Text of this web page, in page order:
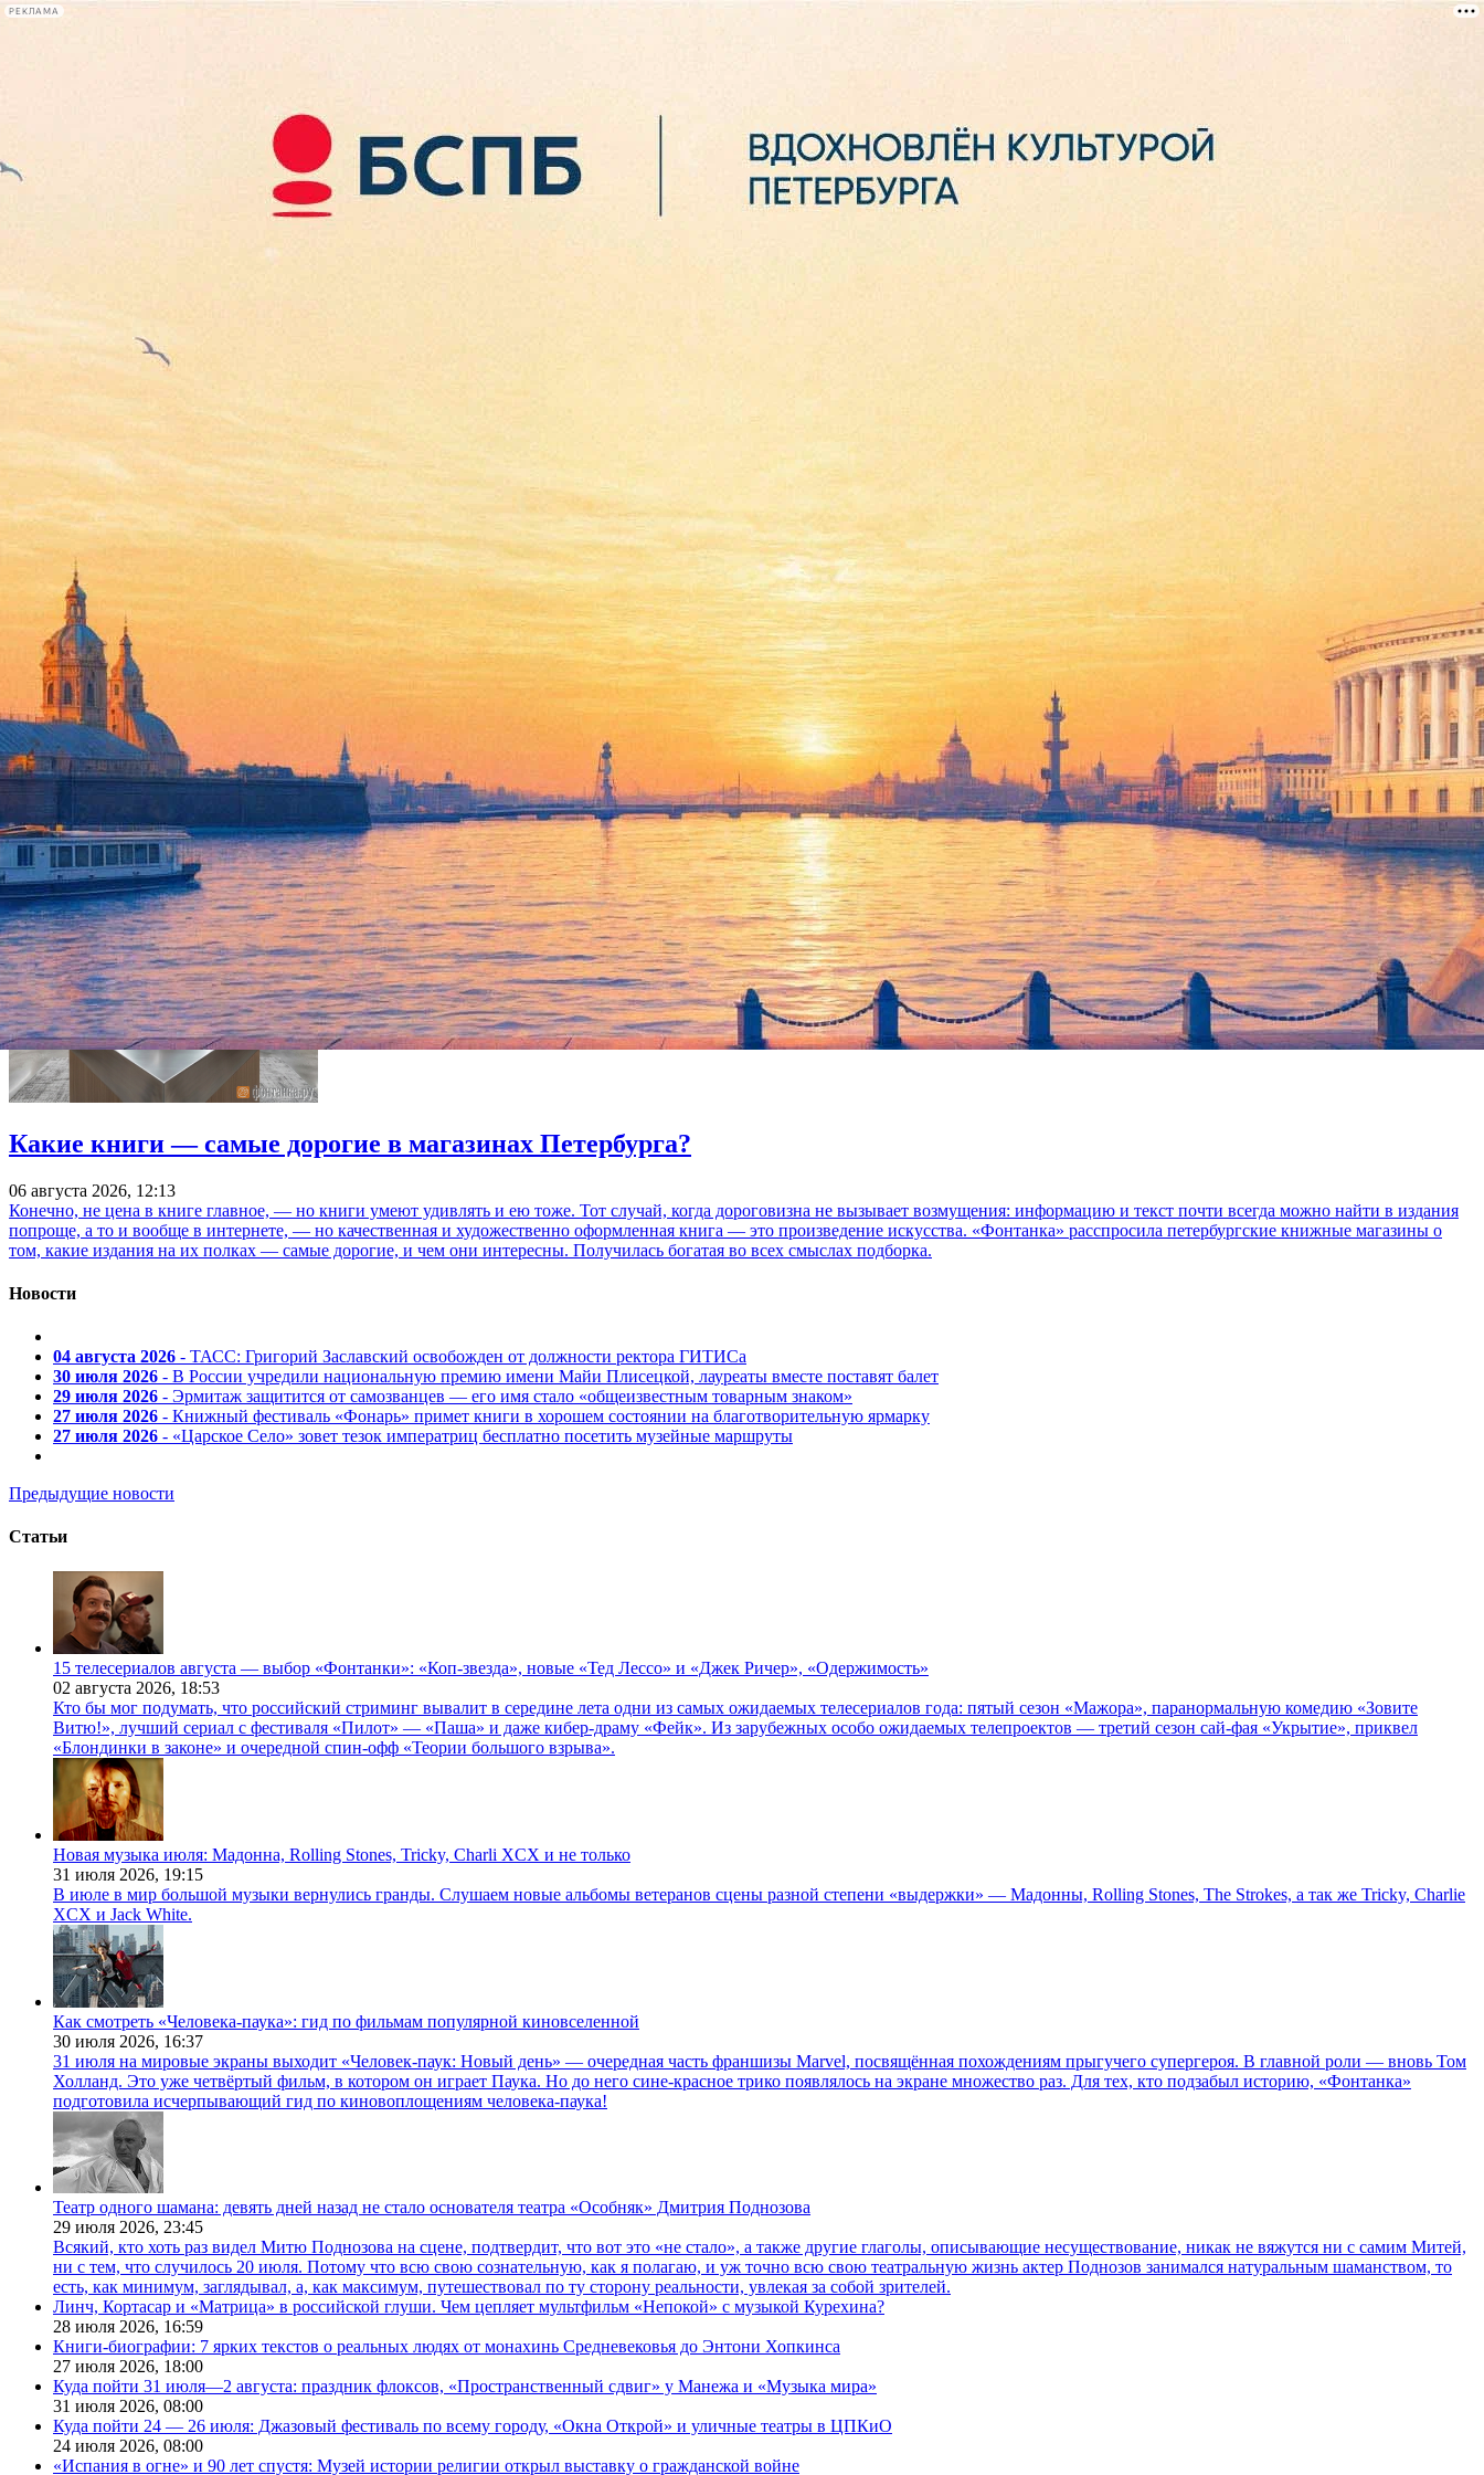
РЕКЛАМА
лекции
книги
Манифеста 10 попрощается с Петербургом музыкальным фестивалем
28 октября 2014,
29 октября европейская биеннале современного искусства Манифеста 10 представляет завершающие мероприятия своей программы. Помимо презентации новой версии сайта
Государственного Эрмитажа в программе заявлен музыкальный фестиваль MANIFESTA 10 NIGHT, являющийся специальным проектом образовательной программы биеннале.
В программе фестиваля выступление исполнителей из Москвы, Санкт-Петербурга, Петрозаводска, Красноярска, Германии, а также специальные экскурсии, показ фильма «Тимур Новиков.
Ноль объект», выставка «Дети о Манифесте 10» и фотопроект «Инверсия» Молодежного Центра Эрмитажа. MANIFESTA 10 NIGHT начнется 29 октября в 18.30 в здании Генерального Штаба.
Какие книги — самые дорогие в магазинах Петербурга?
06 августа 2026, 12:13
Конечно, не цена в книге главное, — но книги умеют удивлять и ею тоже. Тот случай, когда дороговизна не вызывает возмущения: информацию и текст почти всегда можно найти в издания
попроще, а то и вообще в интернете, — но качественная и художественно оформленная книга — это произведение искусства. «Фонтанка» расспросила петербургские книжные магазины о
том, какие издания на их полках — самые дорогие, и чем они интересны. Получилась богатая во всех смыслах подборка.
Новости
04 августа 2026 - ТАСС: Григорий Заславский освобожден от должности ректора ГИТИСа
30 июля 2026 - В России учредили национальную премию имени Майи Плисецкой, лауреаты вместе поставят балет
29 июля 2026 - Эрмитаж защитится от самозванцев — его имя стало «общеизвестным товарным знаком»
27 июля 2026 - Книжный фестиваль «Фонарь» примет книги в хорошем состоянии на благотворительную ярмарку
27 июля 2026 - «Царское Село» зовет тезок императриц бесплатно посетить музейные маршруты
Предыдущие новости
Статьи
15 телесериалов августа — выбор «Фонтанки»: «Коп-звезда», новые «Тед Лессо» и «Джек Ричер», «Одержимость»
02 августа 2026, 18:53
Кто бы мог подумать, что российский стриминг вывалит в середине лета одни из самых ожидаемых телесериалов года: пятый сезон «Мажора», паранормальную комедию «Зовите
Витю!», лучший сериал с фестиваля «Пилот» — «Паша» и даже кибер-драму «Фейк». Из зарубежных особо ожидаемых телепроектов — третий сезон сай-фая «Укрытие», приквел
«Блондинки в законе» и очередной спин-офф «Теории большого взрыва».
Новая музыка июля: Мадонна, Rolling Stones, Tricky, Charli XCX и не только
31 июля 2026, 19:15
В июле в мир большой музыки вернулись гранды. Слушаем новые альбомы ветеранов сцены разной степени «выдержки» — Мадонны, Rolling Stones, The Strokes, а так же Tricky, Charlie
XCX и Jack White.
Как смотреть «Человека-паука»: гид по фильмам популярной киновселенной
30 июля 2026, 16:37
31 июля на мировые экраны выходит «Человек-паук: Новый день» — очередная часть франшизы Marvel, посвящённая похождениям прыгучего супергероя. В главной роли — вновь Том
Холланд. Это уже четвёртый фильм, в котором он играет Паука. Но до него сине-красное трико появлялось на экране множество раз. Для тех, кто подзабыл историю, «Фонтанка»
подготовила исчерпывающий гид по киновоплощениям человека-паука!
Театр одного шамана: девять дней назад не стало основателя театра «Особняк» Дмитрия Поднозова
29 июля 2026, 23:45
Всякий, кто хоть раз видел Митю Поднозова на сцене, подтвердит, что вот это «не стало», а также другие глаголы, описывающие несуществование, никак не вяжутся ни с самим Митей,
ни с тем, что случилось 20 июля. Потому что всю свою сознательную, как я полагаю, и уж точно всю свою театральную жизнь актер Поднозов занимался натуральным шаманством, то
есть, как минимум, заглядывал, а, как максимум, путешествовал по ту сторону реальности, увлекая за собой зрителей.
Линч, Кортасар и «Матрица» в российской глуши. Чем цепляет мультфильм «Непокой» с музыкой Курехина?
28 июля 2026, 16:59
Книги-биографии: 7 ярких текстов о реальных людях от монахинь Средневековья до Энтони Хопкинса
27 июля 2026, 18:00
Куда пойти 31 июля—2 августа: праздник флоксов, «Пространственный сдвиг» у Манежа и «Музыка мира»
31 июля 2026, 08:00
Куда пойти 24 — 26 июля: Джазовый фестиваль по всему городу, «Окна Открой» и уличные театры в ЦПКиО
24 июля 2026, 08:00
«Испания в огне» и 90 лет спустя: Музей истории религии открыл выставку о гражданской войне